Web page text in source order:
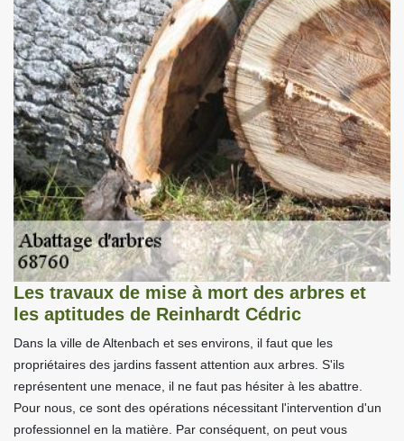
Les travaux de mise à mort des arbres et
les aptitudes de Reinhardt Cédric
Dans la ville de Altenbach et ses environs, il faut que les
propriétaires des jardins fassent attention aux arbres. S'ils
représentent une menace, il ne faut pas hésiter à les abattre.
Pour nous, ce sont des opérations nécessitant l'intervention d'un
professionnel en la matière. Par conséquent, on peut vous